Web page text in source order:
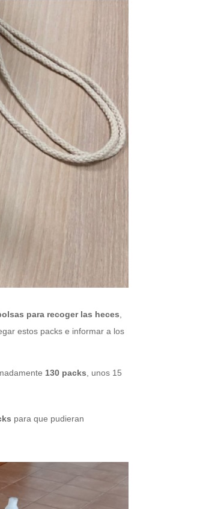
para recoger las heces
estos packs e informar a los
130 packs , unos 15
para que pudieran